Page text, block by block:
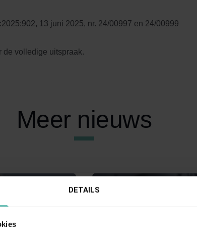
DETAILS
13 juni 2025, nr. 24/00997 en 24/00999
de volledige uitspraak.
Meer nieuws